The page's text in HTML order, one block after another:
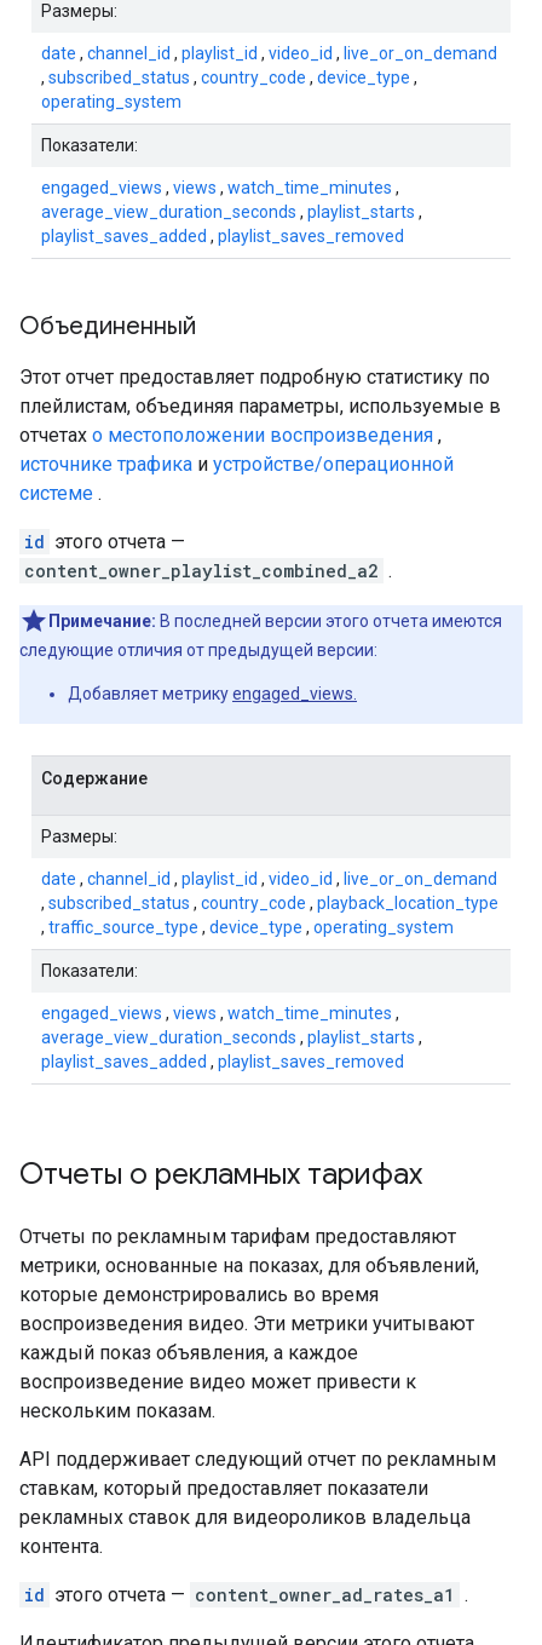
Размеры:
date , channel_id , playlist_id , video_id , live_or_on_demand
, subscribed_status , country_code , device_type ,
operating_system
Показатели:
engaged_views , views , watch_time_minutes ,
average_view_duration_seconds , playlist_starts ,
playlist_saves_added , playlist_saves_removed
Объединенный
Этот отчет предоставляет подробную статистику по
плейлистам, объединяя параметры, используемые в
отчетах о местоположении воспроизведения ,
источнике трафика и устройстве/операционной
системе .
id этого отчета —
content_owner_playlist_combined_a2 .
Примечание: В последней версии этого отчета имеются
следующие отличия от предыдущей версии:
Добавляет метрикуengaged_views.
Содержание
Размеры:
date , channel_id , playlist_id , video_id , live_or_on_demand
, subscribed_status , country_code , playback_location_type
, traffic_source_type , device_type , operating_system
Показатели:
engaged_views , views , watch_time_minutes ,
average_view_duration_seconds , playlist_starts ,
playlist_saves_added , playlist_saves_removed
Отчеты о рекламных тарифах
Отчеты по рекламным тарифам предоставляют
метрики, основанные на показах, для объявлений,
которые демонстрировались во время
воспроизведения видео. Эти метрики учитывают
каждый показ объявления, а каждое
воспроизведение видео может привести к
нескольким показам.
API поддерживает следующий отчет по рекламным
ставкам, который предоставляет показатели
рекламных ставок для видеороликов владельца
контента.
id этого отчета — content_owner_ad_rates_a1 .